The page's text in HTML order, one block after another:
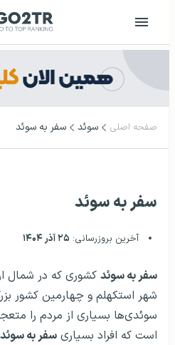
صفحه اصلی سوئد سفر به سوئد
سفر به سوئد
آخرین بروزرسانی: ۲۵ آذر ۱۴۰۴
سفر به سوئد کشوری که در شمال
شهر استکهلم و چهارمین کشور
سوئدی‌ها بسیاری از مردم را
است که افراد بسیاری سفر به سوئد